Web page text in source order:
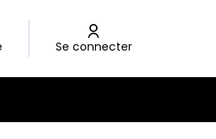
Se connecter